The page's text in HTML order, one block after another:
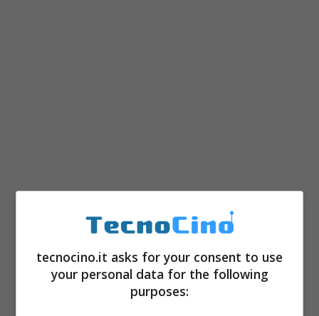
tecnocino.it asks for your consent to use
your personal data for the following
purposes: